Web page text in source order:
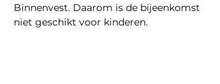
Binnenvest. Daarom is de bijeenkomst
niet geschikt voor kinderen.